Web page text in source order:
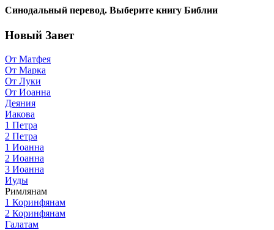
Синодальный перевод. Выберите книгу Библии
Новый Завет
От Матфея
От Марка
От Луки
От Иоанна
Деяния
Иакова
1 Петра
2 Петра
1 Иоанна
2 Иоанна
3 Иоанна
Иуды
Римлянам
1 Коринфянам
2 Коринфянам
Галатам